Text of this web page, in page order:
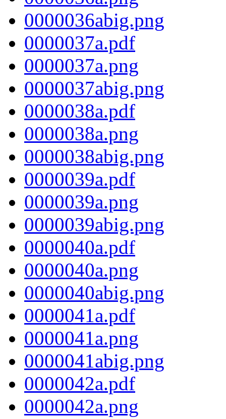
0000036abig.png
0000037a.pdf
0000037a.png
0000037abig.png
0000038a.pdf
0000038a.png
0000038abig.png
0000039a.pdf
0000039a.png
0000039abig.png
0000040a.pdf
0000040a.png
0000040abig.png
0000041a.pdf
0000041a.png
0000041abig.png
0000042a.pdf
0000042a.png